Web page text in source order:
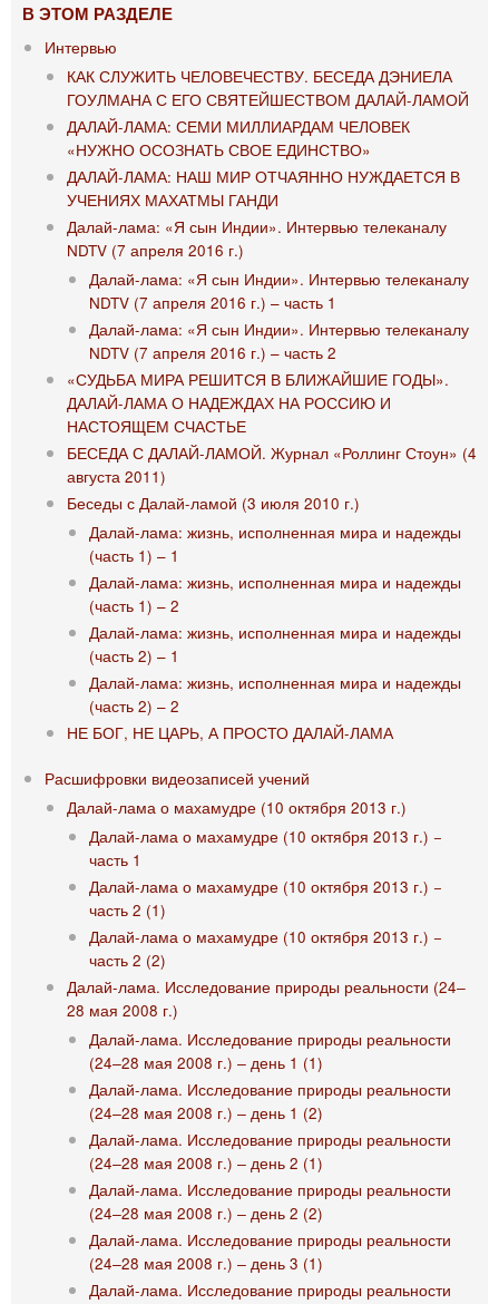
В ЭТОМ РАЗДЕЛЕ
Интервью
КАК СЛУЖИТЬ ЧЕЛОВЕЧЕСТВУ. БЕСЕДА ДЭНИЕЛА
ГОУЛМАНА С ЕГО СВЯТЕЙШЕСТВОМ ДАЛАЙ-ЛАМОЙ
ДАЛАЙ-ЛАМА: СЕМИ МИЛЛИАРДАМ ЧЕЛОВЕК
«НУЖНО ОСОЗНАТЬ СВОЕ ЕДИНСТВО»
ДАЛАЙ-ЛАМА: НАШ МИР ОТЧАЯННО НУЖДАЕТСЯ В
УЧЕНИЯХ МАХАТМЫ ГАНДИ
Далай-лама: «Я сын Индии». Интервью телеканалу
NDTV (7 апреля 2016 г.)
Далай-лама: «Я сын Индии». Интервью телеканалу
NDTV (7 апреля 2016 г.) – часть 1
Далай-лама: «Я сын Индии». Интервью телеканалу
NDTV (7 апреля 2016 г.) – часть 2
«СУДЬБА МИРА РЕШИТСЯ В БЛИЖАЙШИЕ ГОДЫ».
ДАЛАЙ-ЛАМА О НАДЕЖДАХ НА РОССИЮ И
НАСТОЯЩЕМ СЧАСТЬЕ
БЕСЕДА С ДАЛАЙ-ЛАМОЙ. Журнал «Роллинг Стоун» (4
августа 2011)
Беседы с Далай-ламой (3 июля 2010 г.)
Далай-лама: жизнь, исполненная мира и надежды
(часть 1) – 1
Далай-лама: жизнь, исполненная мира и надежды
(часть 1) – 2
Далай-лама: жизнь, исполненная мира и надежды
(часть 2) – 1
Далай-лама: жизнь, исполненная мира и надежды
(часть 2) – 2
НЕ БОГ, НЕ ЦАРЬ, А ПРОСТО ДАЛАЙ-ЛАМА
Расшифровки видеозаписей учений
Далай-лама о махамудре (10 октября 2013 г.)
Далай-лама о махамудре (10 октября 2013 г.) −
часть 1
Далай-лама о махамудре (10 октября 2013 г.) −
часть 2 (1)
Далай-лама о махамудре (10 октября 2013 г.) −
часть 2 (2)
Далай-лама. Исследование природы реальности (24‒
28 мая 2008 г.)
Далай-лама. Исследование природы реальности
(24‒28 мая 2008 г.) ‒ день 1 (1)
Далай-лама. Исследование природы реальности
(24‒28 мая 2008 г.) ‒ день 1 (2)
Далай-лама. Исследование природы реальности
(24‒28 мая 2008 г.) ‒ день 2 (1)
Далай-лама. Исследование природы реальности
(24‒28 мая 2008 г.) ‒ день 2 (2)
Далай-лама. Исследование природы реальности
(24‒28 мая 2008 г.) ‒ день 3 (1)
Далай-лама. Исследование природы реальности